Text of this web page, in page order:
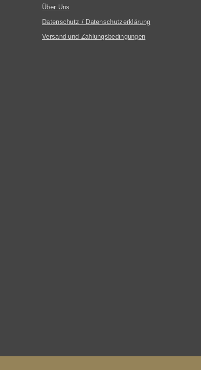
Über Uns
Datenschutz / Datenschutzerklärung
Versand und Zahlungsbedingungen